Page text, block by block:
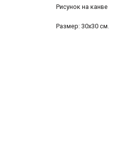
Рисунок на канве
Размер: 30х30 см.